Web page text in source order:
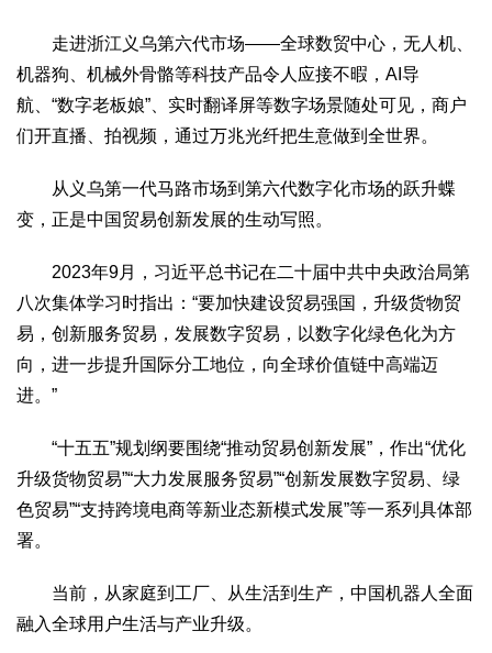
走进浙江义乌第六代市场——全球数贸中心，无人机、
机器狗、机械外骨骼等科技产品令人应接不暇，AI导
航、“数字老板娘”、实时翻译屏等数字场景随处可见，商户
们开直播、拍视频，通过万兆光纤把生意做到全世界。
从义乌第一代马路市场到第六代数字化市场的跃升蝶
变，正是中国贸易创新发展的生动写照。
2023年9月，习近平总书记在二十届中共中央政治局第
八次集体学习时指出：“要加快建设贸易强国，升级货物贸
易，创新服务贸易，发展数字贸易，以数字化绿色化为方
向，进一步提升国际分工地位，向全球价值链中高端迈
进。”
“十五五”规划纲要围绕“推动贸易创新发展”，作出“优化
升级货物贸易”“大力发展服务贸易”“创新发展数字贸易、绿
色贸易”“支持跨境电商等新业态新模式发展”等一系列具体部
署。
当前，从家庭到工厂、从生活到生产，中国机器人全面
融入全球用户生活与产业升级。